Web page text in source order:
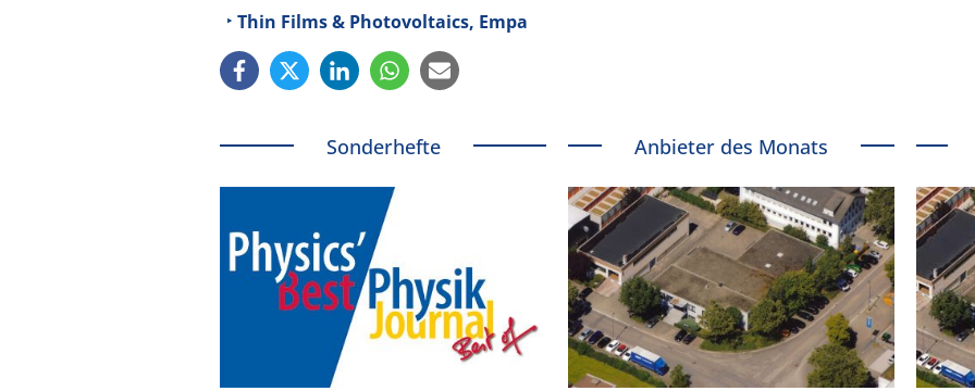
Thin Films & Photovoltaics, Empa
Sonderhefte Anbieter des Monats